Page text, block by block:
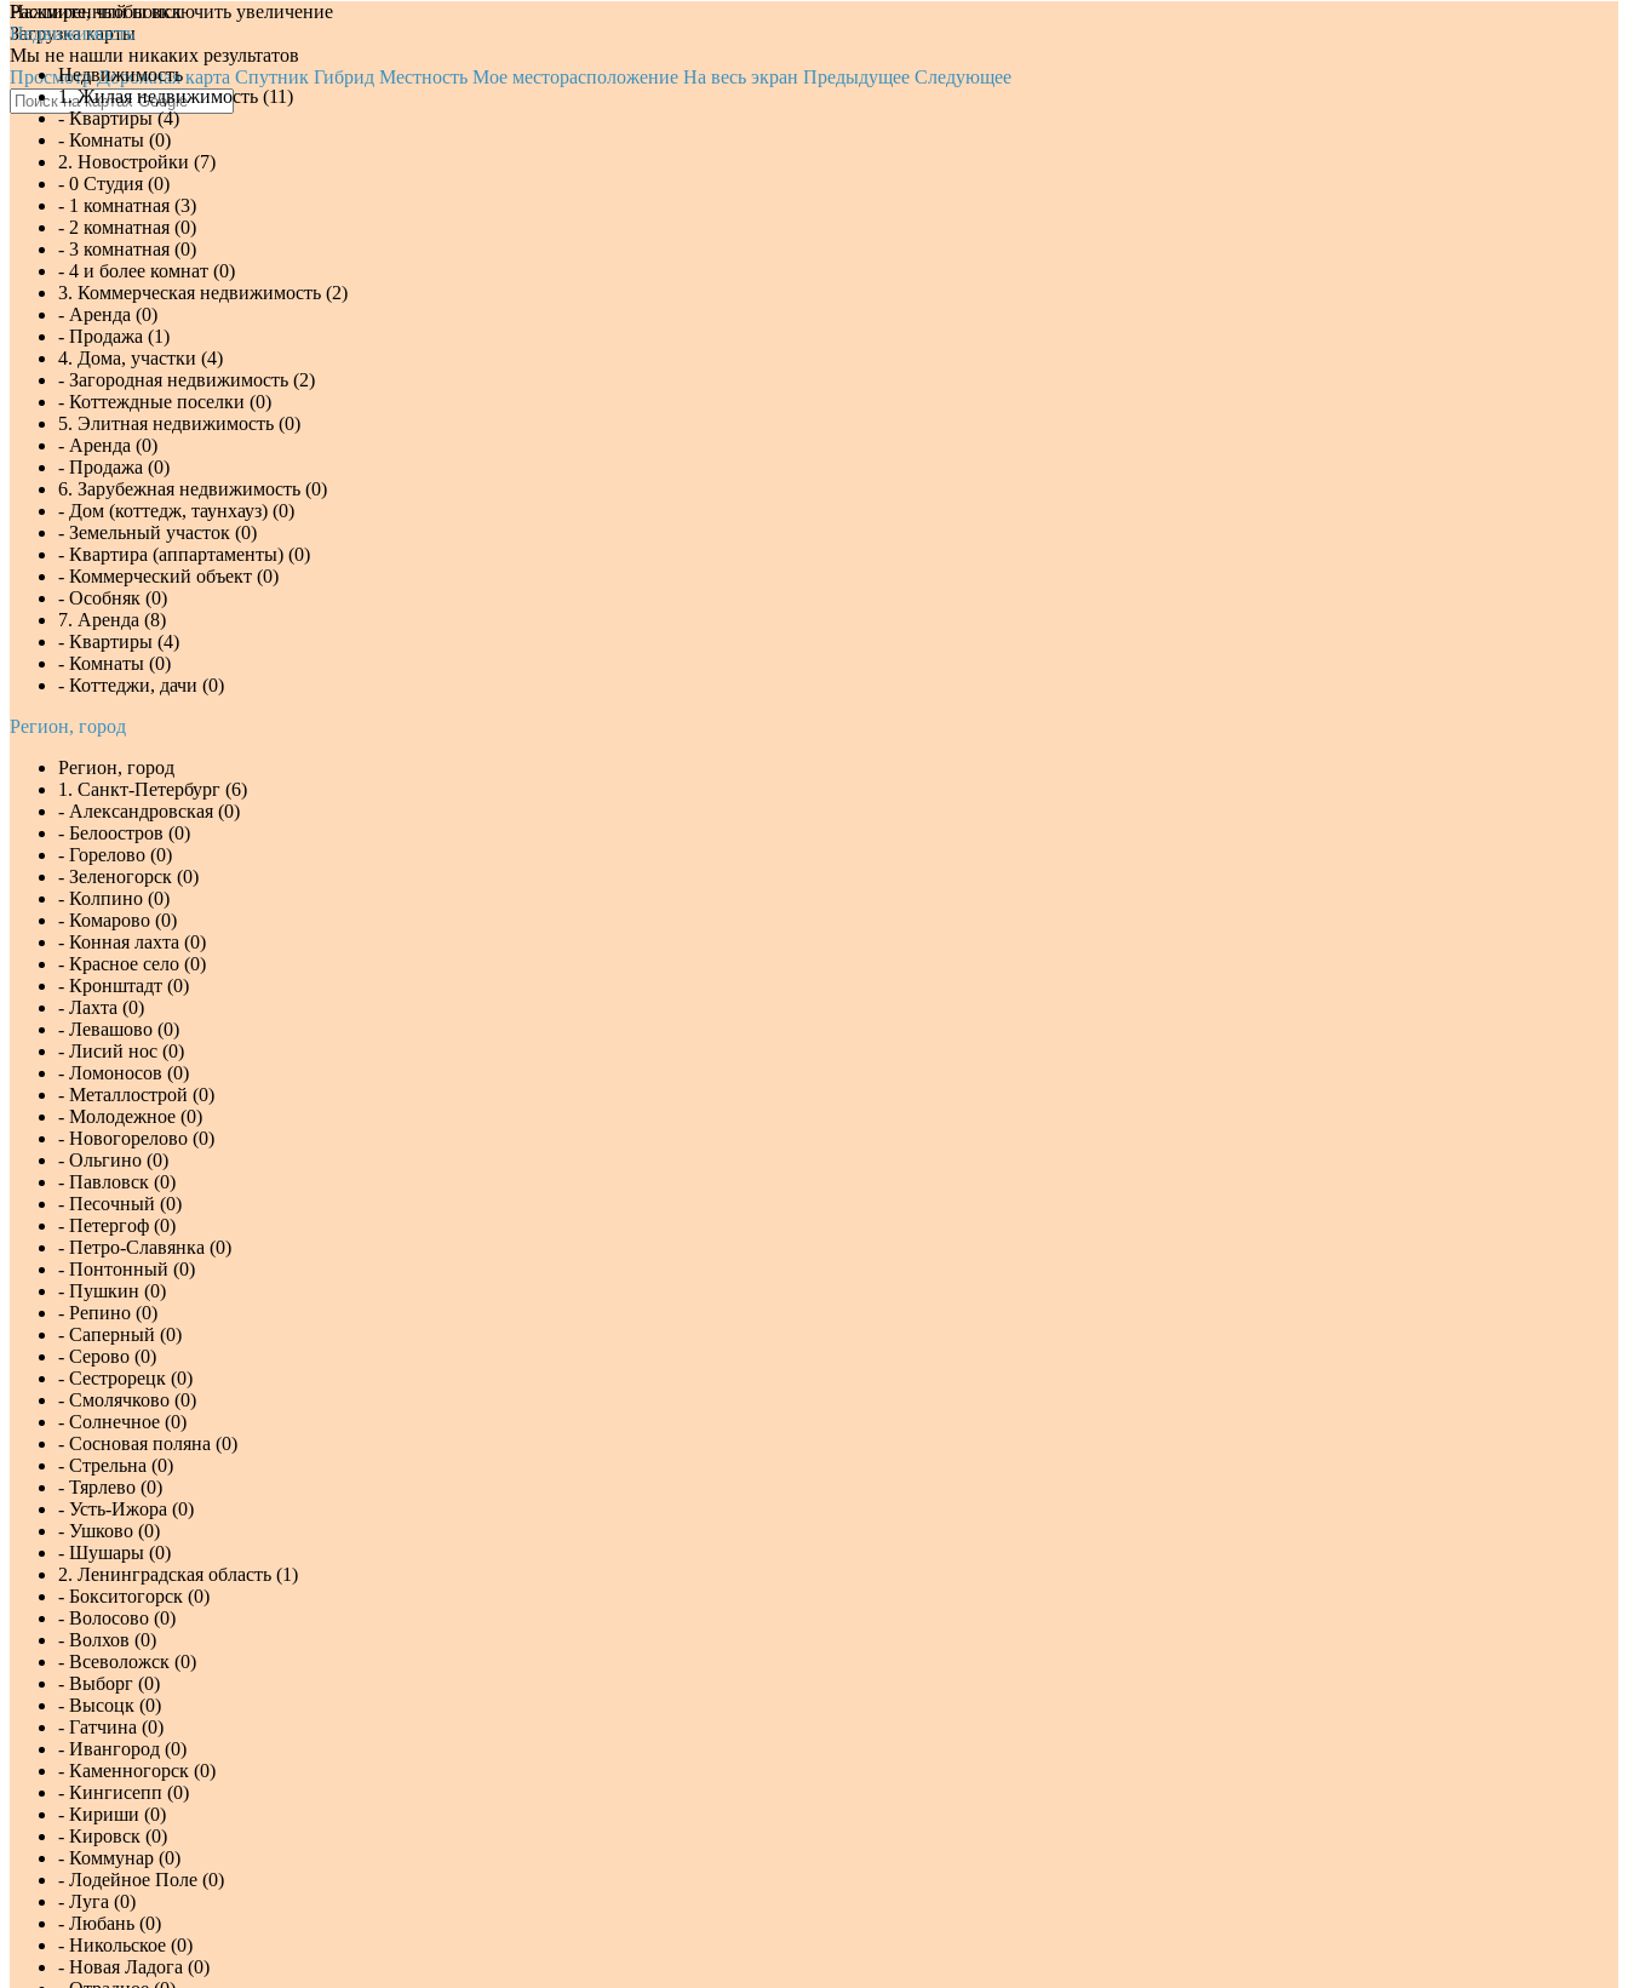
Нажмите, чтобы включить увеличение
Загрузка карты
Мы не нашли никаких результатов
Просмотр Дорожная карта Спутник Гибрид Местность Мое месторасположение На весь экран Предыдущее Следующее
Расширенный поиск
Недвижимость
Недвижимость
1. Жилая недвижимость (11)
- Квартиры (4)
- Комнаты (0)
2. Новостройки (7)
- 0 Студия (0)
- 1 комнатная (3)
- 2 комнатная (0)
- 3 комнатная (0)
- 4 и более комнат (0)
3. Коммерческая недвижимость (2)
- Аренда (0)
- Продажа (1)
4. Дома, участки (4)
- Загородная недвижимость (2)
- Коттеждные поселки (0)
5. Элитная недвижимость (0)
- Аренда (0)
- Продажа (0)
6. Зарубежная недвижимость (0)
- Дом (коттедж, таунхауз) (0)
- Земельный участок (0)
- Квартира (аппартаменты) (0)
- Коммерческий объект (0)
- Особняк (0)
7. Аренда (8)
- Квартиры (4)
- Комнаты (0)
- Коттеджи, дачи (0)
Регион, город
Регион, город
1. Санкт-Петербург (6)
- Александровская (0)
- Белоостров (0)
- Горелово (0)
- Зеленогорск (0)
- Колпино (0)
- Комарово (0)
- Конная лахта (0)
- Красное село (0)
- Кронштадт (0)
- Лахта (0)
- Левашово (0)
- Лисий нос (0)
- Ломоносов (0)
- Металлострой (0)
- Молодежное (0)
- Новогорелово (0)
- Ольгино (0)
- Павловск (0)
- Песочный (0)
- Петергоф (0)
- Петро-Славянка (0)
- Понтонный (0)
- Пушкин (0)
- Репино (0)
- Саперный (0)
- Серово (0)
- Сестрорецк (0)
- Смолячково (0)
- Солнечное (0)
- Сосновая поляна (0)
- Стрельна (0)
- Тярлево (0)
- Усть-Ижора (0)
- Ушково (0)
- Шушары (0)
2. Ленинградская область (1)
- Бокситогорск (0)
- Волосово (0)
- Волхов (0)
- Всеволожск (0)
- Выборг (0)
- Высоцк (0)
- Гатчина (0)
- Ивангород (0)
- Каменногорск (0)
- Кингисепп (0)
- Кириши (0)
- Кировск (0)
- Коммунар (0)
- Лодейное Поле (0)
- Луга (0)
- Любань (0)
- Никольское (0)
- Новая Ладога (0)